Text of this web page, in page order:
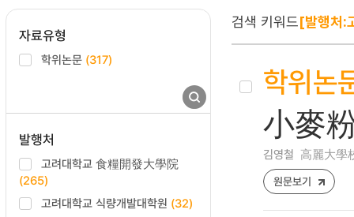
자료유형
학위논문 (317)
발행처
고려대학교 食糧開發大學院
(265)
고려대학교 식량개발대학원 (32)
검색 키워드[발행처:
학위논
小麥
김영철 高麗大學
원문보기